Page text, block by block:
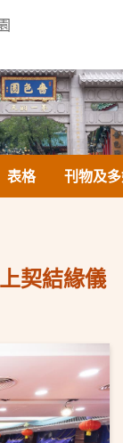
表格 刊物及
契結緣儀